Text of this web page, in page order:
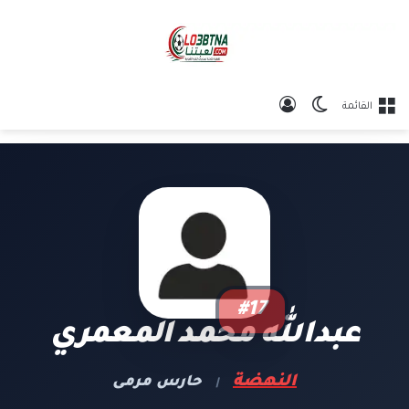
القائمة الوضع المظلم
#17
عبدالله محمد المعمري
النهضة | حارس مرمى